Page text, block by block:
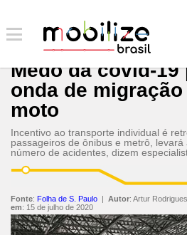
Medo da covid-19
onda de
moto
Incentivo ao transporte individual é
passageiros de ônibus e metrô,
número de acidentes, dizem
Fonte: Folha de S. Paulo | Autor: Artur
em: 15 de julho de 2020